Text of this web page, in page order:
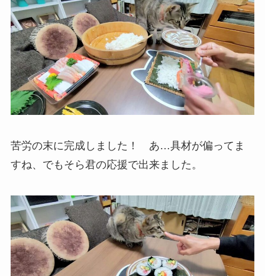
苦労の末に完成しました！ あ…具材が偏ってま
すね、でもそら君の応援で出来ました。